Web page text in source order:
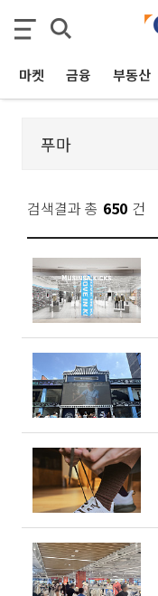
마켓 금융 부동산
검색결과 총 650 건